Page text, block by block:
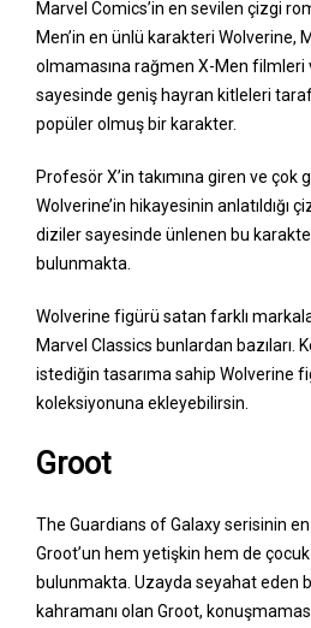
Marvel Comics’in en sevilen çizgi
Men’in en ünlü karakteri Wolverine,
olmamasına rağmen X-Men filmleri
sayesinde geniş hayran kitleleri
popüler olmuş bir karakter.
Profesör X’in takımına giren ve
Wolverine’in hikayesinin anlatıldığı
diziler sayesinde ünlenen bu
bulunmakta.
Wolverine figürü satan farklı
Marvel Classics bunlardan bazıları.
istediğin tasarıma sahip Wolverine
koleksiyonuna ekleyebilirsin.
Groot
The Guardians of Galaxy serisinin
Groot’un hem yetişkin hem de
bulunmakta. Uzayda seyahat eden
kahramanı olan Groot,